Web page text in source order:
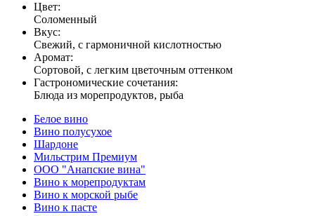
Цвет:
Соломенный
Вкус:
Свежий, с гармоничной кислотностью
Аромат:
Сортовой, с легким цветочным оттенком
Гастрономические сочетания:
Блюда из морепродуктов, рыба
Белое вино
Вино полусухое
Шардоне
Мильстрим Премиум
OOO "Анапские вина"
Вино к морепродуктам
Вино к морской рыбе
Вино к пасте